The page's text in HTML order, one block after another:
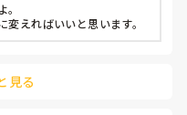
です。
たが
えればいいと思います。
見る